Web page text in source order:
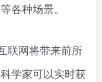
各种场景。
联网将带来前所
学家可以实时获